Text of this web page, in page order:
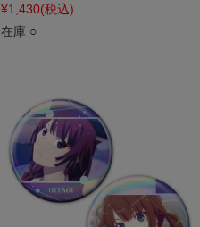
¥1,430(税込)
在庫 ○